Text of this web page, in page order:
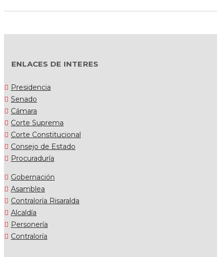
ENLACES DE INTERES
Presidencia
Senado
Cámara
Corte Suprema
Corte Constitucional
Consejo de Estado
Procuraduría
Gobernación
Asamblea
Contraloría Risaralda
Alcaldía
Personería
Contraloría